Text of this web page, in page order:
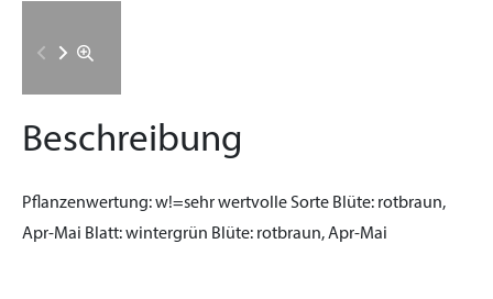
Beschreibung
Pflanzenwertung:w!=sehr wertvolle Sorte Blüte: rotbraun,
Apr-Mai Blatt:wintergrün Blüte: rotbraun, Apr-Mai